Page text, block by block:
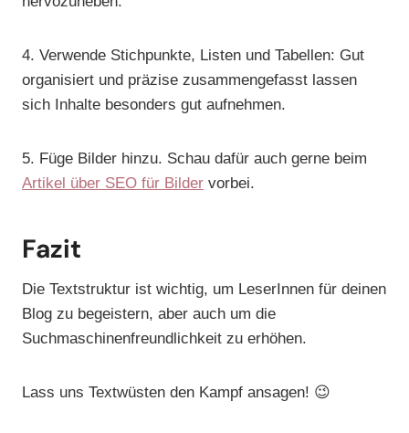
4. Verwende Stichpunkte, Listen und Tabellen: Gut
organisiert und präzise zusammengefasst lassen
sich Inhalte besonders gut aufnehmen.
5. Füge Bilder hinzu. Schau dafür auch gerne beim
Artikel über SEO für Bilder vorbei.
Fazit
Die Textstruktur ist wichtig, um LeserInnen für deinen
Blog zu begeistern, aber auch um die
Suchmaschinenfreundlichkeit zu erhöhen.
Lass uns Textwüsten den Kampf ansagen! 😉